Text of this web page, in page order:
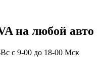
​на любой авто
с 9-00 до 18-00 Мск